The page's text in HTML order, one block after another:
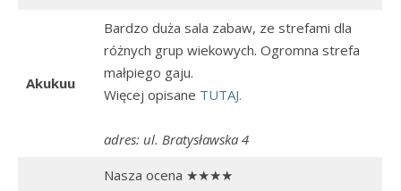
Akukuu
Bardzo duża sala zabaw, ze strefami dla
różnych grup wiekowych. Ogromna strefa
małpiego gaju.
Więcej opisane TUTAJ.
adres: ul. Bratysławska 4
Nasza ocena ★★★★